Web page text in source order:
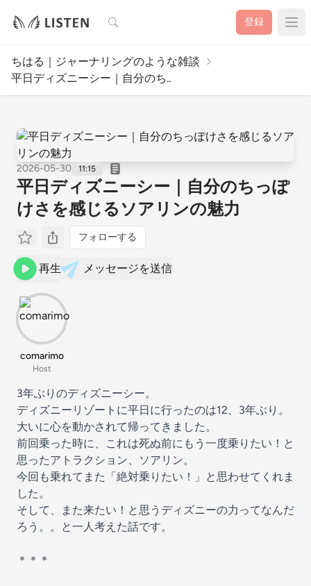
検索 登録
ちはる｜ジャーナリングのような雑談
平日ディズニーシー｜自分のち..
2026-05-30 11:15
平日ディズニーシー｜自分のちっぽ
けさを感じるソアリンの魅力
フォローする
再生 メッセージを送信
comarimo
Host
3年ぶりのディズニーシー。
ディズニーリゾートに平日に行ったのは12、3年ぶり。
大いに心を動かされて帰ってきました。
前回乗った時に、これは死ぬ前にもう一度乗りたい！と
思ったアトラクション、ソアリン。
今回も乗れてまた「絶対乗りたい！」と思わせてくれま
した。
そして、また来たい！と思うディズニーの力ってなんだ
ろう。。と一人考えた話です。
＊＊＊